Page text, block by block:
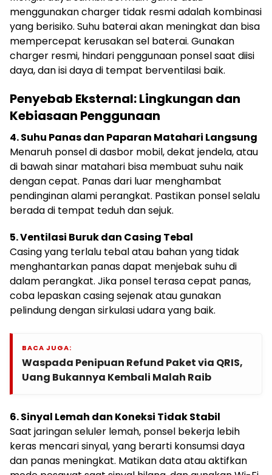
menggunakan charger tidak resmi adalah kombinasi
yang berisiko. Suhu baterai akan meningkat dan bisa
mempercepat kerusakan sel baterai. Gunakan
charger resmi, hindari penggunaan ponsel saat diisi
daya, dan isi daya di tempat berventilasi baik.
Penyebab Eksternal: Lingkungan dan
Kebiasaan Penggunaan
4. Suhu Panas dan Paparan Matahari Langsung
Menaruh ponsel di dasbor mobil, dekat jendela, atau
di bawah sinar matahari bisa membuat suhu naik
dengan cepat. Panas dari luar menghambat
pendinginan alami perangkat. Pastikan ponsel selalu
berada di tempat teduh dan sejuk.
5. Ventilasi Buruk dan Casing Tebal
Casing yang terlalu tebal atau bahan yang tidak
menghantarkan panas dapat menjebak suhu di
dalam perangkat. Jika ponsel terasa cepat panas,
coba lepaskan casing sejenak atau gunakan
pelindung dengan sirkulasi udara yang baik.
BACA JUGA:
Waspada Penipuan Refund Paket via QRIS,
Uang Bukannya Kembali Malah Raib
6. Sinyal Lemah dan Koneksi Tidak Stabil
Saat jaringan seluler lemah, ponsel bekerja lebih
keras mencari sinyal, yang berarti konsumsi daya
dan panas meningkat. Matikan data atau aktifkan